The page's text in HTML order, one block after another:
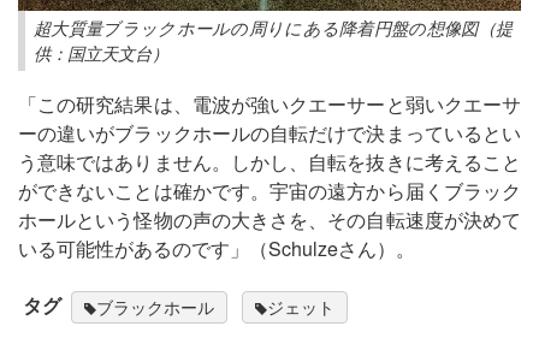
超大質量ブラックホールの周りにある降着円盤の想像図（提
供：国立天文台）
「この研究結果は、電波が強いクエーサーと弱いクエーサ
ーの違いがブラックホールの自転だけで決まっているとい
う意味ではありません。しかし、自転を抜きに考えること
ができないことは確かです。宇宙の遠方から届くブラック
ホールという怪物の声の大きさを、その自転速度が決めて
いる可能性があるのです」（Schulzeさん）。
タグ ブラックホール ジェット